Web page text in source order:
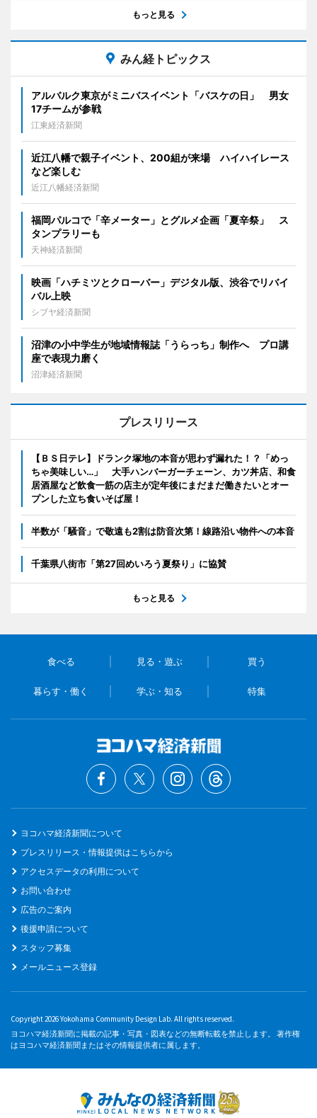
もっと見る
みん経トピックス
アルバルク東京がミニバスイベント「バスケの日」 男女
17チームが参戦
江東経済新聞
近江八幡で親子イベント、200組が来場 ハイハイレース
など楽しむ
近江八幡経済新聞
福岡パルコで「辛メーター」とグルメ企画「夏辛祭」 ス
タンプラリーも
天神経済新聞
映画「ハチミツとクローバー」デジタル版、渋谷でリバイ
バル上映
シブヤ経済新聞
沼津の小中学生が地域情報誌「うらっち」制作へ プロ講
座で表現力磨く
沼津経済新聞
プレスリリース
【ＢＳ日テレ】ドランク塚地の本音が思わず漏れた！？「めっ
ちゃ美味しい…」 大手ハンバーガーチェーン、カツ丼店、和食
居酒屋など飲食一筋の店主が定年後にまだまだ働きたいとオー
プンした立ち食いそば屋！
半数が「騒音」で敬遠も2割は防音次第！線路沿い物件への本音
千葉県八街市「第27回めいろう夏祭り」に協賛
もっと見る
食べる 見る・遊ぶ 買う
暮らす・働く 学ぶ・知る 特集
ヨコハマ経済新聞について
プレスリリース・情報提供はこちらから
アクセスデータの利用について
お問い合わせ
広告のご案内
後援申請について
スタッフ募集
メールニュース登録
Copyright 2026 Yokohama Community Design Lab. All rights reserved.
ヨコハマ経済新聞に掲載の記事・写真・図表などの無断転載を禁止します。 著作権
はヨコハマ経済新聞またはその情報提供者に属します。